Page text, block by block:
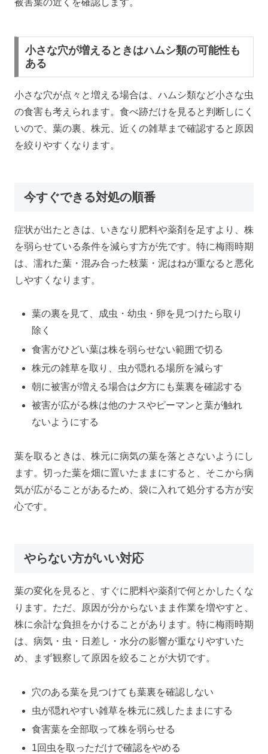
小さな穴が増えるときはハムシ類の可能性も
ある
小さな穴が点々と増える場合は、ハムシ類など小さな虫
の食害も考えられます。食べ跡だけを見ると判断しにく
いので、葉の裏、株元、近くの雑草まで確認すると原因
を絞りやすくなります。
今すぐできる対処の順番
症状が出たときは、いきなり肥料や薬剤を足すより、株
を弱らせている条件を減らす方が先です。特に梅雨時期
は、濡れた葉・混み合った枝葉・泥はねが重なると悪化
しやすくなります。
葉の裏を見て、成虫・幼虫・卵を見つけたら取り
除く
食害がひどい葉は株を弱らせない範囲で切る
株元の雑草を取り、虫が隠れる場所を減らす
朝に被害が増える場合は夕方にも葉裏を確認する
被害が広がる株は他のナスやピーマンと葉が触れ
ないようにする
葉を取るときは、株元に病気の葉を落とさないようにし
ます。切った葉を畑に置いたままにすると、そこから病
気が広がることがあるため、袋に入れて処分する方が安
心です。
やらない方がいい対応
葉の変化を見ると、すぐに肥料や薬剤で何とかしたくな
ります。ただ、原因が分からないまま作業を増やすと、
株に余計な負担をかけることがあります。特に梅雨時期
は、病気・虫・日差し・水分の影響が重なりやすいた
め、まず観察して原因を絞ることが大切です。
穴のある葉を見つけても葉裏を確認しない
虫が隠れやすい雑草を株元に残したままにする
食害葉を全部取って株を弱らせる
1回虫を取っただけで確認をやめる